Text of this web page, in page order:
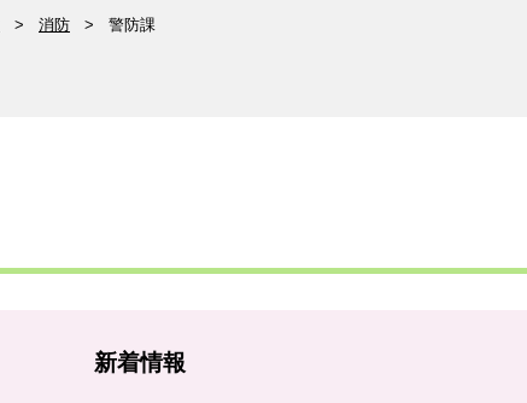
> 消防 > 警防課
新着情報